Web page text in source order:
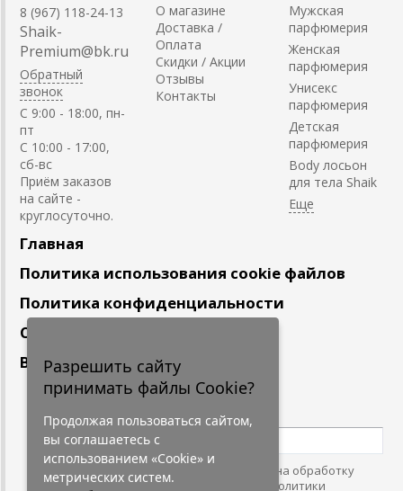
8 (967) 118-24-13
Shaik-
Premium@bk.ru
Обратный
звонок
C 9:00 - 18:00, пн-
пт
С 10:00 - 17:00,
сб-вс
Приём заказов
на сайте -
круглосуточно.
О магазине
Доставка /
Оплата
Скидки / Акции
Отзывы
Контакты
Мужская
парфюмерия
Женская
парфюмерия
Унисекс
парфюмерия
Детская
парфюмерия
Body лосьон
для тела Shaik
Главная
Политика использования cookie файлов
Политика конфиденциальности
Сотрудничество
Вакансии
Подпишитесь
Нажимая на кнопку, я даю согласие на обработку
персональных данных. С условиями
"Политики
Разрешить сайту
принимать файлы Cookie?
Продолжая пользоваться сайтом,
вы соглашаетесь с
использованием «Cookie» и
метрических систем.